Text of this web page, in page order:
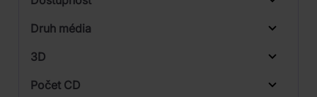
Druh média
3D
Počet CD